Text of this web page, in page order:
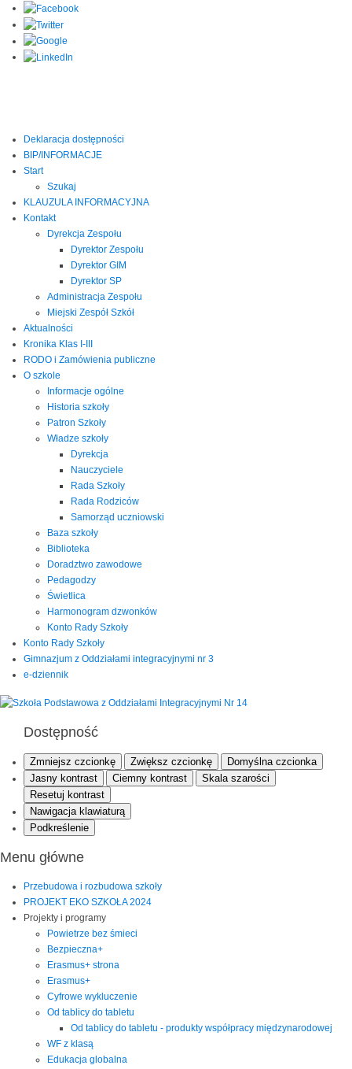
Deklaracja dostępności
BIP/INFORMACJE
Start
Szukaj
KLAUZULA INFORMACYJNA
Kontakt
Dyrekcja Zespołu
Dyrektor Zespołu
Dyrektor GIM
Dyrektor SP
Administracja Zespołu
Miejski Zespół Szkół
Aktualności
Kronika Klas I-III
RODO i Zamówienia publiczne
O szkole
Informacje ogólne
Historia szkoły
Patron Szkoły
Władze szkoły
Dyrekcja
Nauczyciele
Rada Szkoły
Rada Rodziców
Samorząd uczniowski
Baza szkoły
Biblioteka
Doradztwo zawodowe
Pedagodzy
Świetlica
Harmonogram dzwonków
Konto Rady Szkoły
Konto Rady Szkoły
Gimnazjum z Oddziałami integracyjnymi nr 3
e-dziennik
Dostępność
Zmniejsz czcionkę Zwiększ czcionkę
Domyślna czcionka
Jasny kontrast
Ciemny kontrast
Skala szarości
Resetuj kontrast
Nawigacja klawiaturą
Podkreślenie
Menu główne
Przebudowa i rozbudowa szkoły
PROJEKT EKO SZKOŁA 2024
Projekty i programy
Powietrze bez śmieci
Bezpieczna+
Erasmus+ strona
Erasmus+
Cyfrowe wykluczenie
Od tablicy do tabletu
Od tablicy do tabletu - produkty współpracy międzynarodowej
WF z klasą
Edukacja globalna